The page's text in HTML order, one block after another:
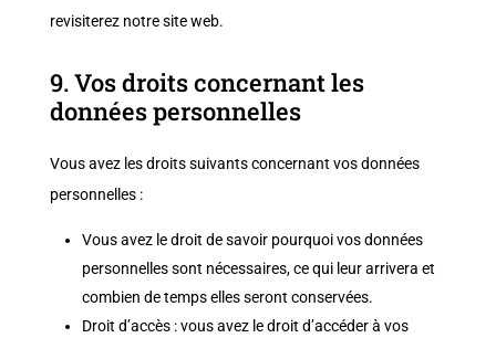
revisiterez notre site web.
9. Vos droits concernant les
données personnelles
Vous avez les droits suivants concernant vos données
personnelles :
Vous avez le droit de savoir pourquoi vos données
personnelles sont nécessaires, ce qui leur arrivera et
combien de temps elles seront conservées.
Droit d’accès : vous avez le droit d’accéder à vos